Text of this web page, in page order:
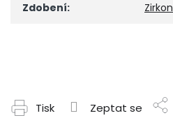
Zdobení: Zirkon
Tisk Zeptat se